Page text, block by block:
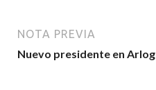
NOTA PREVIA
Nuevo presidente en Arlog